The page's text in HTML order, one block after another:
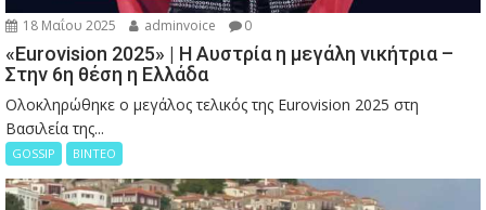
18 Μαΐου 2025 adminvoice 0
«Eurovision 2025» | Η Αυστρία η μεγάλη νικήτρια –
Στην 6η θέση η Ελλάδα
Ολοκληρώθηκε ο μεγάλος τελικός της Eurovision 2025 στη
Βασιλεία της...
GOSSIP ΒΙΝΤΕΟ